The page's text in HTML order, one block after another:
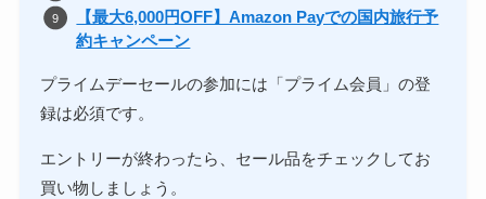
【最大6,000円OFF】Amazon Payでの国内旅行予
約キャンペーン
プライムデーセールの参加には「プライム会員」の登
録は必須です。
エントリーが終わったら、セール品をチェックしてお
買い物しましょう。